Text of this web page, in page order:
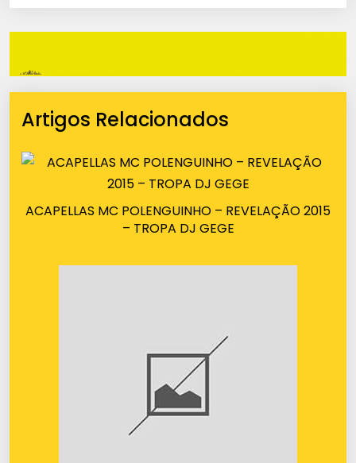
Artigos Relacionados
ACAPELLAS MC POLENGUINHO – REVELAÇÃO 2015
– TROPA DJ GEGE